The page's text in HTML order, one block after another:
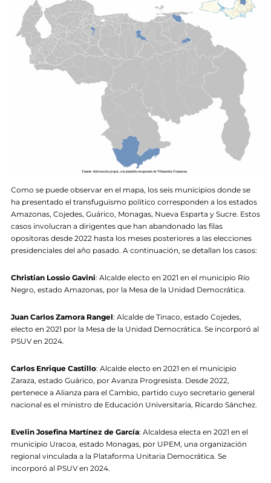
Como se puede observar en el mapa, los seis municipios donde se
ha presentado el transfuguismo político corresponden a los estados
Amazonas, Cojedes, Guárico, Monagas, Nueva Esparta y Sucre. Estos
casos involucran a dirigentes que han abandonado las filas
opositoras desde 2022 hasta los meses posteriores a las elecciones
presidenciales del año pasado. A continuación, se detallan los casos:
Christian Lossio Gavini: Alcalde electo en 2021 en el municipio Río
Negro, estado Amazonas, por la Mesa de la Unidad Democrática.
Juan Carlos Zamora Rangel: Alcalde de Tinaco, estado Cojedes,
electo en 2021 por la Mesa de la Unidad Democrática. Se incorporó al
PSUV en 2024.
Carlos Enrique Castillo: Alcalde electo en 2021 en el municipio
Zaraza, estado Guárico, por Avanza Progresista. Desde 2022,
pertenece a Alianza para el Cambio, partido cuyo secretario general
nacional es el ministro de Educación Universitaria, Ricardo Sánchez.
Evelin Josefina Martínez de García: Alcaldesa electa en 2021 en el
municipio Uracoa, estado Monagas, por UPEM, una organización
regional vinculada a la Plataforma Unitaria Democrática. Se
incorporó al PSUV en 2024.